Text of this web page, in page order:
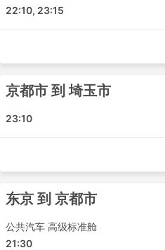
大阪 - 埼玉市
横滨 - 大阪
埼玉市 - 京都市
京都市 - 横滨
ATLINER Syoei
的要求来定制行程。不同级别
种需求。标准大巴通常提供最
巴、快速大巴或普通大巴，是
大巴更适合长途旅行和过夜旅
22:10, 23:15
京都市 到 埼玉市
23:10
东京 到 京都市
公共汽车 高级标准舱
21:30